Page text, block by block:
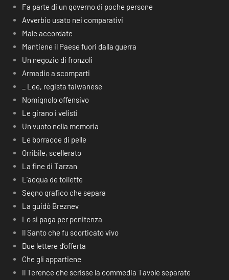
Fa parte di un governo di poche persone
Avverbio usato nei comparativi
Male accordate
Mantiene il Paese fuori dalla guerra
Un negozio di fronzoli
Armadio a scomparti
_ Lee, regista taiwanese
Nomignolo offensivo
Le girano i velisti
Un vuoto nella memoria
Le borracce di pelle
Orribile, scellerato
La fine di Tarzan
L’acqua de toilette
Segno grafico che separa
La guidò Breznev
Lo si paga per penitenza
Il Santo che fu scorticato vivo
Due lettere d’offerta
Che gli appartiene
Il Terence che scrisse la commedia Tavole separate